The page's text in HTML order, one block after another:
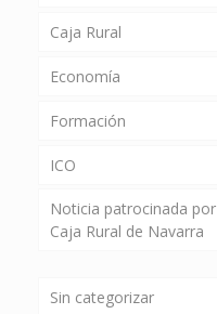
Caja Rural
Economía
Formación
ICO
Noticia patrocinada por
Caja Rural de Navarra
Sin categorizar